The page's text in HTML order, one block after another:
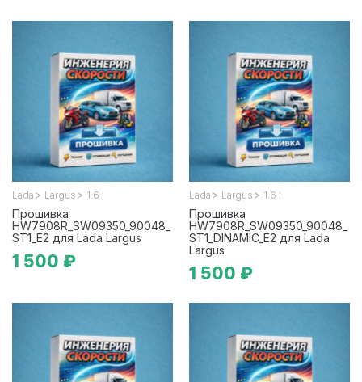
Lada > Largus > 1.6 i
Прошивка
HW7908R_SW09350_90048_
ST1_E2 для Lada Largus
1 500 ₽
Lada > Largus > 1.6 i
Прошивка
HW7908R_SW09350_90048_
ST1_DINAMIC_E2 для Lada
Largus
1 500 ₽